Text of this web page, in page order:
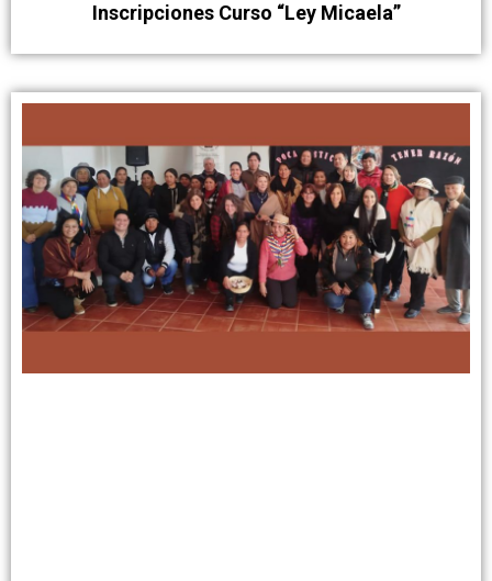
Inscripciones Curso “Ley Micaela”